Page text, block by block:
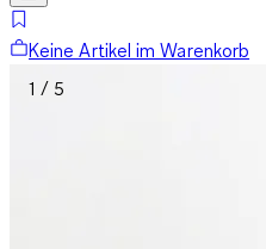
Keine Artikel im Warenkorb
1 / 5